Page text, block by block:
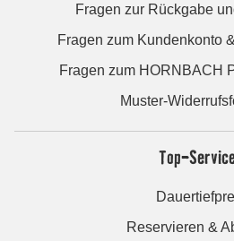
Fragen zur Rückgabe
Fragen zum Kundenkonto
Fragen zum HORNBACH
Muster-
Top-
Reservieren &